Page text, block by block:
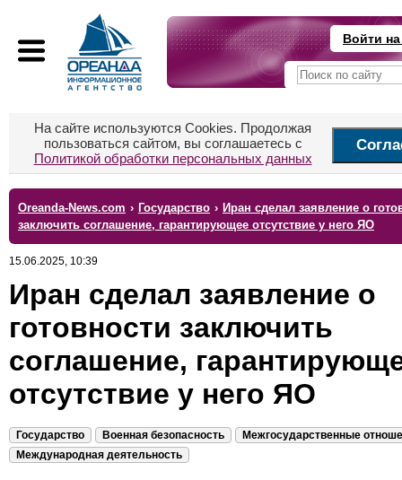
Войти
На сайте используются Cookies. Продолжая
пользоваться сайтом, вы соглашаетесь с
Политикой обработки персональных данных
Oreanda-News.com › Государство › Иран сделал заявление о
заключить соглашение, гарантирующее отсутствие у него ЯО
15.06.2025, 10:39
Иран сделал заявление о
готовности заключить
соглашение,
отсутствие у него ЯО
Государство Военная безопасность
Межгосударственные
Международная деятельность